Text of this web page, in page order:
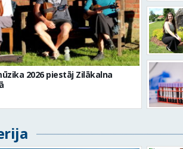
2026 piestāj Zilākalna